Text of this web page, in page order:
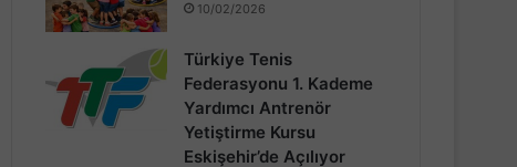
10/02/2026
Türkiye Tenis
Federasyonu 1. Kademe
Yardımcı Antrenör
Yetiştirme Kursu
Eskişehir’de Açılıyor